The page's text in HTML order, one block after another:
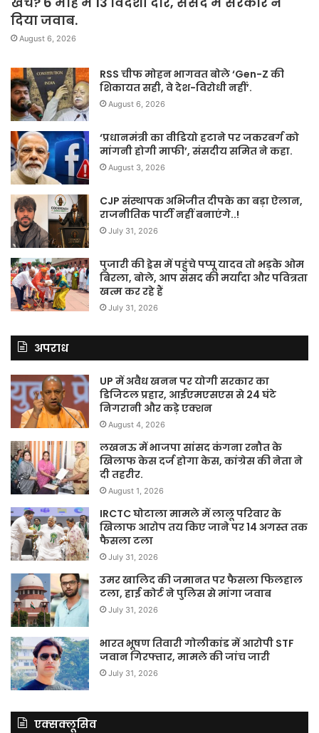
दिया जवाब.
August 6, 2026
RSS चीफ मोहन भागवत बोले ‘Gen-Z की
शिकायत सही, वे देश-विरोधी नहीं’.
August 6, 2026
‘प्रधानमंत्री का वीडियो हटाने पर जकरबर्ग को
मांगनी होगी माफी’, संसदीय समित ने कहा.
August 3, 2026
CJP संस्थापक अभिजीत दीपके का बड़ा ऐलान,
राजनीतिक पार्टी नहीं बनाएंगे..!
July 31, 2026
पुजारी की ड्रेस में पहुंचे पप्पू यादव तो भड़के ओम
बिरला, बोले, आप संसद की मर्यादा और पवित्रता
खत्म कर रहे हैं
July 31, 2026
अपराध
UP में अवैध खनन पर योगी सरकार का
डिजिटल प्रहार, आईएमएसएस से 24 घंटे
निगरानी और कड़े एक्शन
August 4, 2026
लखनऊ में भाजपा सांसद कंगना रनौत के
खिलाफ केस दर्ज होगा केस, कांग्रेस की नेता ने
दी तहरीर.
August 1, 2026
IRCTC घोटाला मामले में लालू परिवार के
खिलाफ आरोप तय किए जाने पर 14 अगस्त तक
फैसला टला
July 31, 2026
उमर खालिद की जमानत पर फैसला फिलहाल
टला, हाई कोर्ट ने पुलिस से मांगा जवाब
July 31, 2026
भारत भूषण तिवारी गोलीकांड में आरोपी STF
जवान गिरफ्तार, मामले की जांच जारी
July 31, 2026
एक्सक्लूसिव